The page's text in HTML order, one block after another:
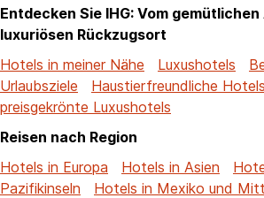
Entdecken Sie IHG: Vom
luxuriösen Rückzugsort
Hotels in meiner Nähe
Luxushotels
Urlaubsziele
Haustierfreundliche Hotels
preisgekrönte Luxushotels
Reisen nach Region
Hotels in Europa
Hotels in Asien
Pazifikinseln
Hotels in Mexiko und